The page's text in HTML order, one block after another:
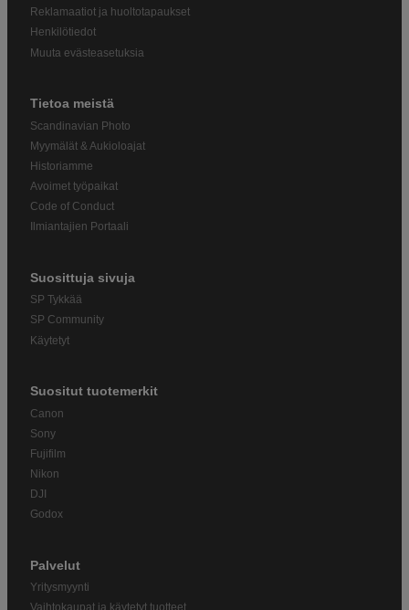
Reklamaatiot ja huoltotapaukset
Henkilötiedot
Muuta evästeasetuksia
Tietoa meistä
Scandinavian Photo
Myymälät & Aukioloajat
Historiamme
Avoimet työpaikat
Code of Conduct
Ilmiantajien Portaali
Suosittuja sivuja
SP Tykkää
SP Community
Käytetyt
Suositut tuotemerkit
Canon
Sony
Fujifilm
Nikon
DJI
Godox
Palvelut
Yritysmyynti